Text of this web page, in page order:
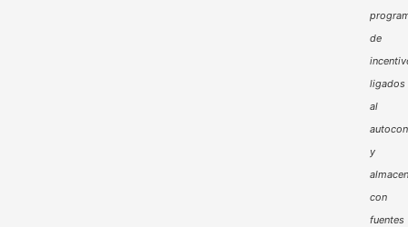
de
ligados
al
y
con
fuentes